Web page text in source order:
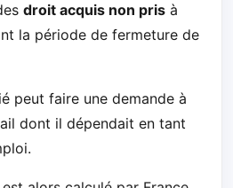
droit acquis non pris à
la période de fermeture de
peut faire une demande à
dont il dépendait en tant